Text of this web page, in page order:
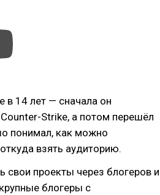
в 14 лет — сначала он
Strike, а потом перешёл
понимал, как можно
взять аудиторию.
свои проекты через блогеров и
блогеры с